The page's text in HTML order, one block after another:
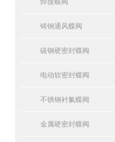
铸钢通风蝶阀
碳钢硬密封蝶阀
电动软密封蝶阀
不锈钢衬氟蝶阀
金属硬密封蝶阀